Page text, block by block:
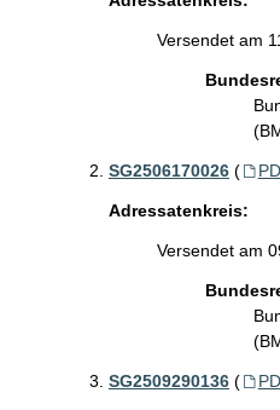
Versendet am
SG2506170026 (
Adressatenkreis:
Versendet am
SG2509290136 (